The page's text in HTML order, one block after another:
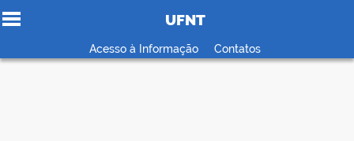
Ir para o conteúdo
UFNT
Acesso à Informação Contatos